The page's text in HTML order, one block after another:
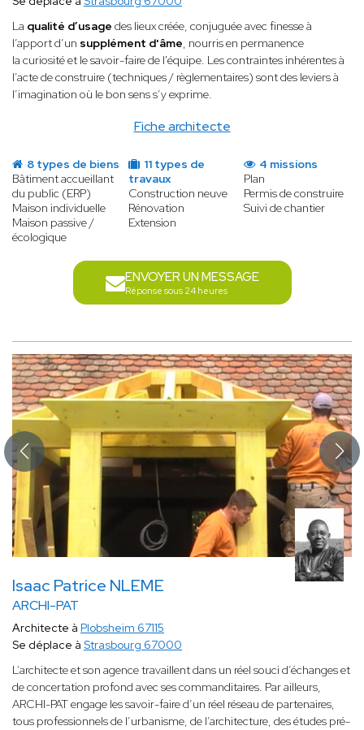
Fiche architecte
La qualité d’usage des lieux créée, conjuguée avec finesse à
l’apport d’un supplément d'âme, nourris en permanence
la curiosité et le savoir-faire de l'équipe. Les contraintes inhérentes à
l’acte de construire (techniques / règlementaires) sont des leviers à
l’imagination où le bon sens s’y exprime.
8 types de biens
Bâtiment accueillant
du public (ERP)
Maison individuelle
Maison passive /
écologique
11 types de
travaux
Construction neuve
Rénovation
Extension
4 missions
Plan
Permis de construire
Suivi de chantier
ENVOYER UN MESSAGE
Réponse sous 24 heures
Isaac Patrice NLEME
ARCHI-PAT
Architecte à Plobsheim 67115
Se déplace à Strasbourg 67000
L’architecte et son agence travaillent dans un réel souci d’échanges et
de concertation profond avec ses commanditaires. Par ailleurs,
ARCHI-PAT engage les savoir-faire d’un réel réseau de partenaires,
tous professionnels de l’urbanisme, de l’architecture, des études pré-